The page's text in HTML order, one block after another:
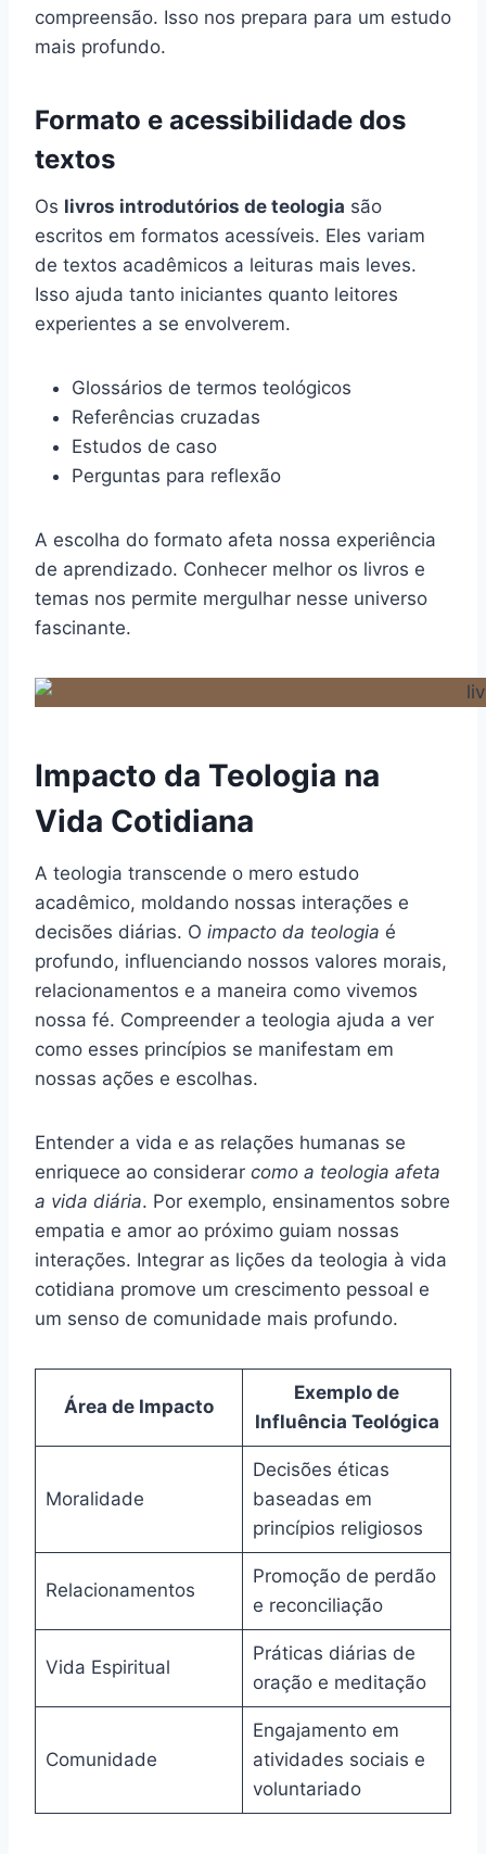
compreensão. Isso nos prepara para um estudo
mais profundo.
Formato e acessibilidade dos
textos
Os livros introdutórios de teologia são
escritos em formatos acessíveis. Eles variam
de textos acadêmicos a leituras mais leves.
Isso ajuda tanto iniciantes quanto leitores
experientes a se envolverem.
Glossários de termos teológicos
Referências cruzadas
Estudos de caso
Perguntas para reflexão
A escolha do formato afeta nossa experiência
de aprendizado. Conhecer melhor os livros e
temas nos permite mergulhar nesse universo
fascinante.
Impacto da Teologia na
Vida Cotidiana
A teologia transcende o mero estudo
acadêmico, moldando nossas interações e
decisões diárias. O impacto da teologia é
profundo, influenciando nossos valores morais,
relacionamentos e a maneira como vivemos
nossa fé. Compreender a teologia ajuda a ver
como esses princípios se manifestam em
nossas ações e escolhas.
Entender a vida e as relações humanas se
enriquece ao considerar como a teologia afeta
a vida diária. Por exemplo, ensinamentos sobre
empatia e amor ao próximo guiam nossas
interações. Integrar as lições da teologia à vida
cotidiana promove um crescimento pessoal e
um senso de comunidade mais profundo.
Área de Impacto
Exemplo de
Influência Teológica
Moralidade
Decisões éticas
baseadas em
princípios religiosos
Relacionamentos
Promoção de perdão
e reconciliação
Vida Espiritual
Práticas diárias de
oração e meditação
Comunidade
Engajamento em
atividades sociais e
voluntariado